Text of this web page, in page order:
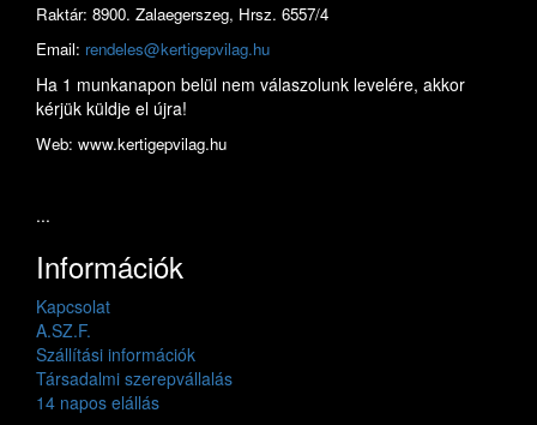
Raktár: 8900. Zalaegerszeg, Hrsz. 6557/4
Email: rendeles@kertigepvilag.hu
Ha 1 munkanapon belül nem válaszolunk levelére, akkor
kérjük küldje el újra!
Web: www.kertigepvilag.hu
...
Információk
Kapcsolat
A.SZ.F.
Szállítási információk
Társadalmi szerepvállalás
14 napos elállás